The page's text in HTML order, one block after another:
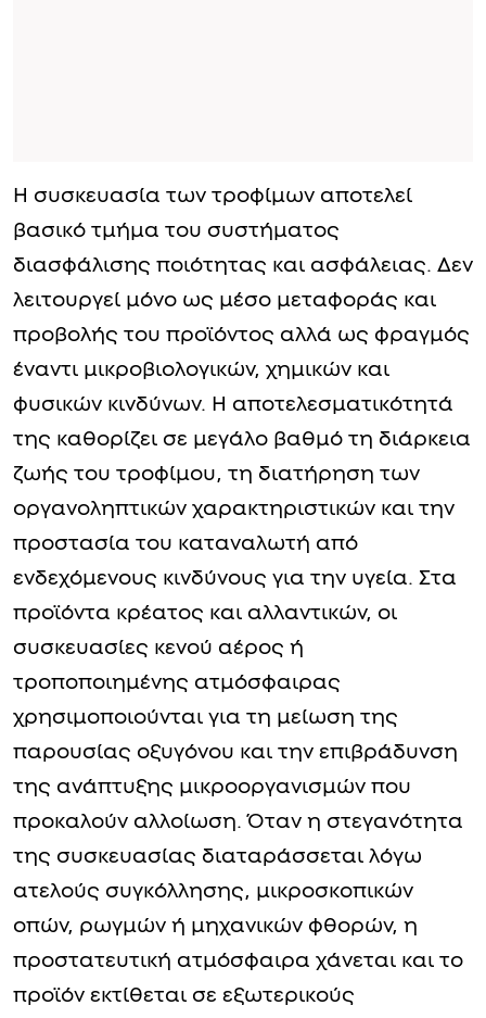
Η συσκευασία των τροφίμων αποτελεί
βασικό τμήμα του συστήματος
διασφάλισης ποιότητας και ασφάλειας. Δεν
λειτουργεί μόνο ως μέσο μεταφοράς και
προβολής του προϊόντος αλλά ως φραγμός
έναντι μικροβιολογικών, χημικών και
φυσικών κινδύνων. Η αποτελεσματικότητά
της καθορίζει σε μεγάλο βαθμό τη διάρκεια
ζωής του τροφίμου, τη διατήρηση των
οργανοληπτικών χαρακτηριστικών και την
προστασία του καταναλωτή από
ενδεχόμενους κινδύνους για την υγεία. Στα
προϊόντα κρέατος και αλλαντικών, οι
συσκευασίες κενού αέρος ή
τροποποιημένης ατμόσφαιρας
χρησιμοποιούνται για τη μείωση της
παρουσίας οξυγόνου και την επιβράδυνση
της ανάπτυξης μικροοργανισμών που
προκαλούν αλλοίωση. Όταν η στεγανότητα
της συσκευασίας διαταράσσεται λόγω
ατελούς συγκόλλησης, μικροσκοπικών
οπών, ρωγμών ή μηχανικών φθορών, η
προστατευτική ατμόσφαιρα χάνεται και το
προϊόν εκτίθεται σε εξωτερικούς